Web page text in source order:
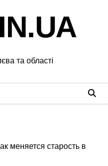
та області
меняется старость в